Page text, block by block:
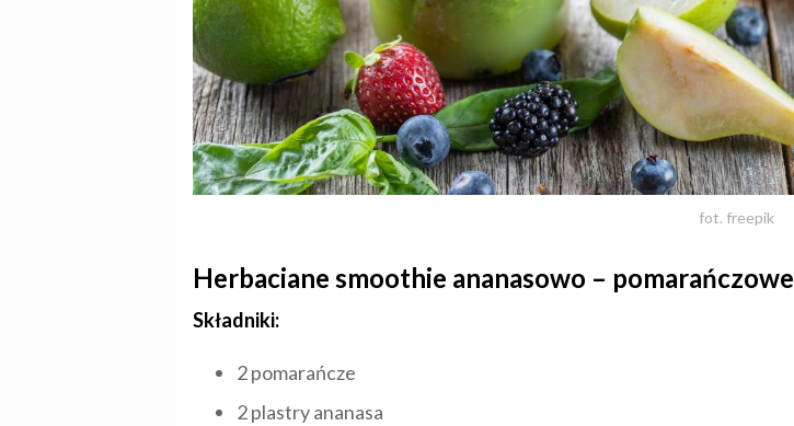
fot. freepik
Herbaciane smoothie ananasowo – pomarańczowe
Składniki:
2 pomarańcze
2 plastry ananasa